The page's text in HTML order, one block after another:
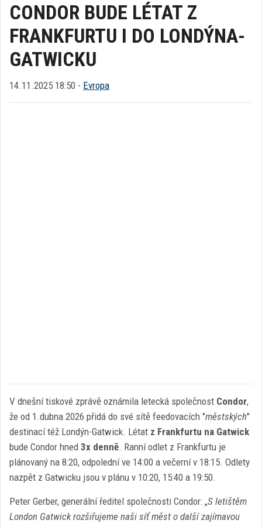
CONDOR BUDE LÉTAT Z
FRANKFURTU I DO LONDÝNA-
GATWICKU
14.11.2025 18:50 - Evropa
V dnešní tiskové zprávě oznámila letecká společnost Condor,
že od 1.dubna 2026 přidá do své sítě feedovacích "městských"
destinací též Londýn-Gatwick. Létat z Frankfurtu na Gatwick
bude Condor hned 3x denně. Ranní odlet z Frankfurtu je
plánovaný na 8:20, odpolední ve 14:00 a večerní v 18:15. Odlety
nazpět z Gatwicku jsou v plánu v 10:20, 15:40 a 19:50.
Peter Gerber, generální ředitel společnosti Condor: „S letištěm
London Gatwick rozšiřujeme naši síť měst o další zajímavou